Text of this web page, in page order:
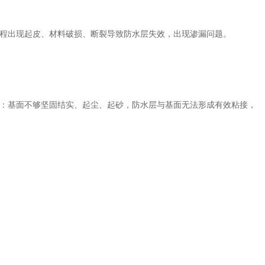
出现起皮、材料破损、断裂导致防水层失效，出现渗漏问题。
基面不够坚固结实、起尘、起砂，防水层与基面无法形成有效粘接，